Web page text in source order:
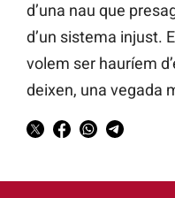
d’una nau que
d’un sistema injust.
volem ser hauríem
deixen, una vegada